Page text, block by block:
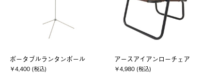
ポータブルランタンポール
￥4,400 (税込)
アースアイアンローチェア
￥4,980 (税込)